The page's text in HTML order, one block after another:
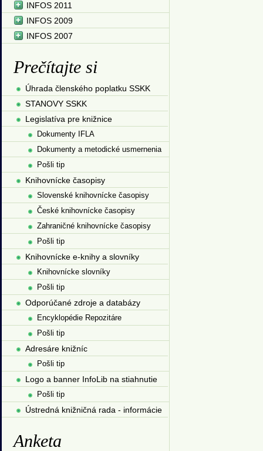
INFOS 2011
INFOS 2009
INFOS 2007
Prečítajte si
Úhrada členského poplatku SSKK
STANOVY SSKK
Legislatíva pre knižnice
Dokumenty IFLA
Dokumenty a metodické usmernenia
Pošli tip
Knihovnícke časopisy
Slovenské knihovnícke časopisy
České knihovnícke časopisy
Zahraničné knihovnícke časopisy
Pošli tip
Knihovnícke e-knihy a slovníky
Knihovnícke slovníky
Pošli tip
Odporúčané zdroje a databázy
Encyklopédie Repozitáre
Pošli tip
Adresáre knižníc
Pošli tip
Logo a banner InfoLib na stiahnutie
Pošli tip
Ústredná knižničná rada - informácie
Anketa